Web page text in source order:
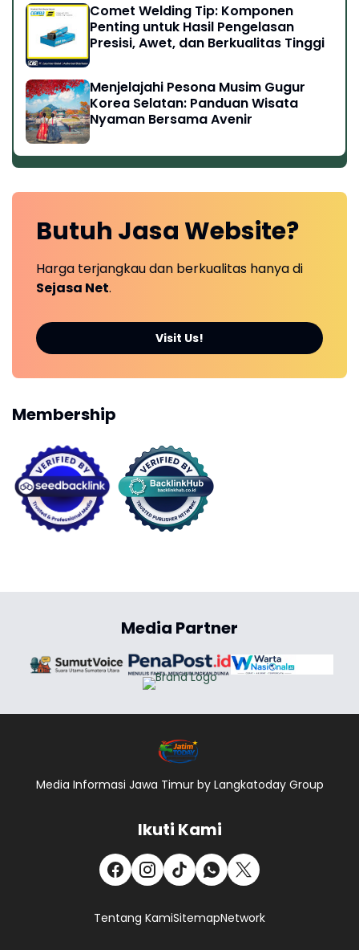
Comet Welding Tip: Komponen
Penting untuk Hasil Pengelasan
Presisi, Awet, dan Berkualitas Tinggi
Menjelajahi Pesona Musim Gugur
Korea Selatan: Panduan Wisata
Nyaman Bersama Avenir
Butuh Jasa Website?
Harga terjangkau dan berkualitas hanya di
Sejasa Net.
Visit Us!
Membership
Media Partner
Media Informasi Jawa Timur by Langkatoday Group
Ikuti Kami
Tentang KamiSitemapNetwork